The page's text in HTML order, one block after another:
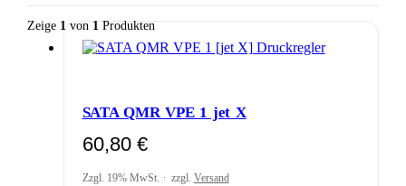
Zeige 1von1Produkten
SATA QMR VPE 1 jet X
60,80 €
Zzgl. 19% MwSt. zzgl. Versand